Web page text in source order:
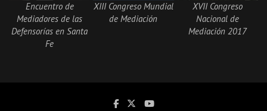
Encuentro de
Mediadores de las
Defensorías en Santa
Fe
XIII Congreso Mundial
de Mediación
XVII Congreso
Nacional de
Mediación 2017